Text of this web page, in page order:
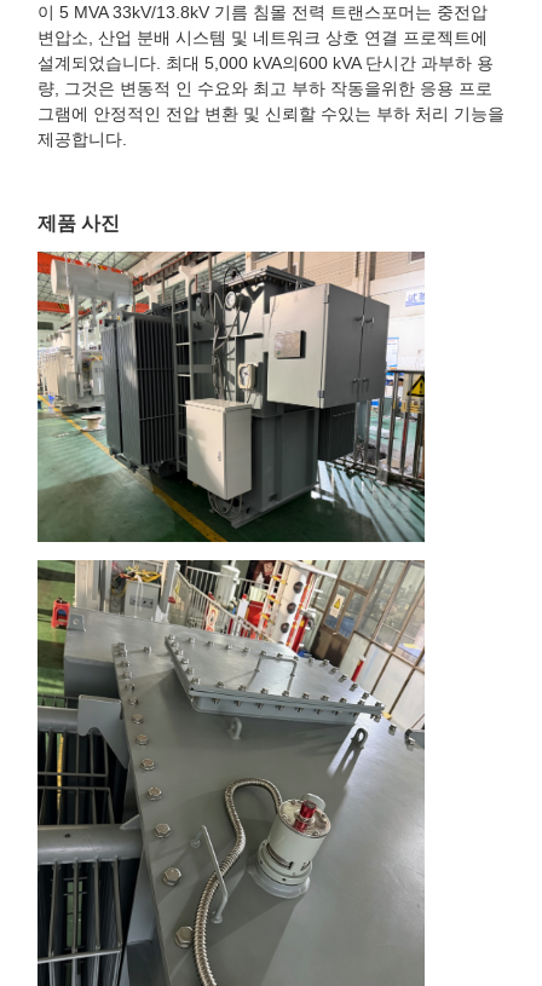
이 5 MVA 33kV/13.8kV 기름 침몰 전력 트랜스포머는 중전압
변압소, 산업 분배 시스템 및 네트워크 상호 연결 프로젝트에
설계되었습니다. 최대 5,000 kVA의600 kVA 단시간 과부하 용
량, 그것은 변동적 인 수요와 최고 부하 작동을위한 응용 프로
그램에 안정적인 전압 변환 및 신뢰할 수있는 부하 처리 기능을
제공합니다.
제품 사진